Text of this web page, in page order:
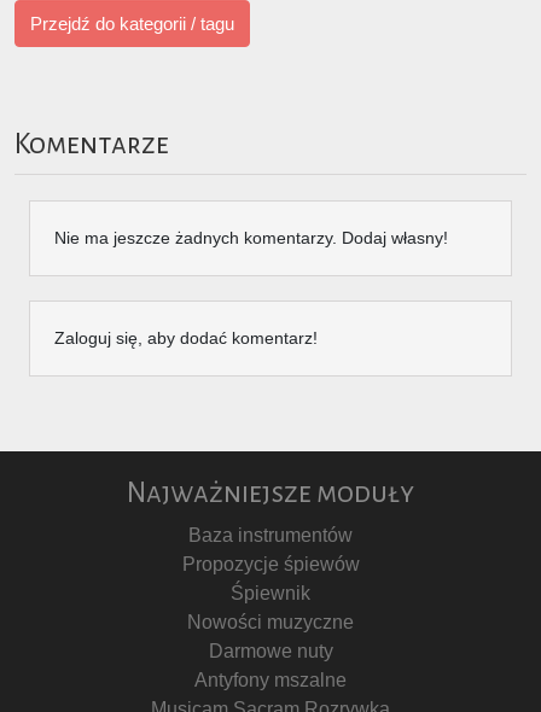
Przejdź do kategorii / tagu
Komentarze
Nie ma jeszcze żadnych komentarzy. Dodaj własny!
Zaloguj się, aby dodać komentarz!
Najważniejsze moduły
Baza instrumentów
Propozycje śpiewów
Śpiewnik
Nowości muzyczne
Darmowe nuty
Antyfony mszalne